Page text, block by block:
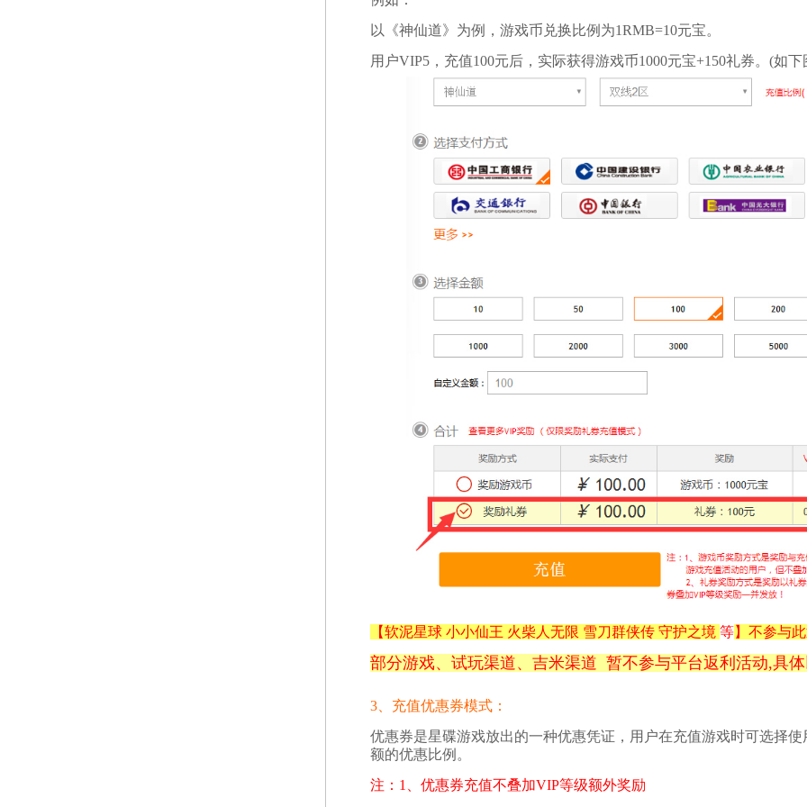
以《神仙道》为例，游戏币兑换比例为1RMB=10元宝。
用户VIP5，充值100元后，实际获得游戏币1000元宝+150礼券。(如下
【软泥星球 小小仙王 火柴人无限 雪刀群侠传 守护之境 等】不参与
部分游戏、试玩渠道、吉米渠道 暂不参与平台返利活动,具
3、充值优惠券模式：
优惠券是星碟游戏放出的一种优惠凭证，用户在充值游戏时可选择
额的优惠比例。
注：1、优惠券充值不叠加VIP等级额外奖励